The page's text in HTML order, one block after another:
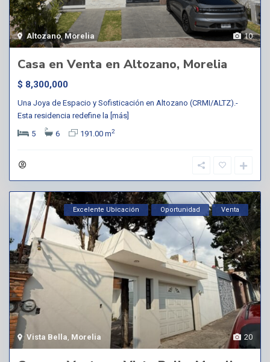
10
Altozano,Morelia
Casa en Venta en Altozano, Morelia
$ 8,300,000
Una Joya de Espacio y Sofisticación en Altozano (CRMI/ALTZ).-
Esta residencia redefine la [más]
5
6 191.00 m2
20
Vista Bella Morelia
Excelente Ubicación Oportunidad Venta